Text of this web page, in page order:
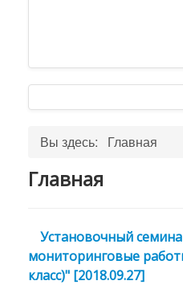
Вы здесь: Главная
Главная
Установочный
мониторинговые
класс)" [2018.09.27]